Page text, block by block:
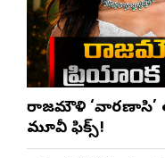
రాజమౌళి ‘వారణాసి’
మూవీ ఫిక్స్!